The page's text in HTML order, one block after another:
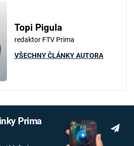
Topi Pigula
redaktor FTV Prima
VŠECHNY ČLÁNKY AUTORA
Prima